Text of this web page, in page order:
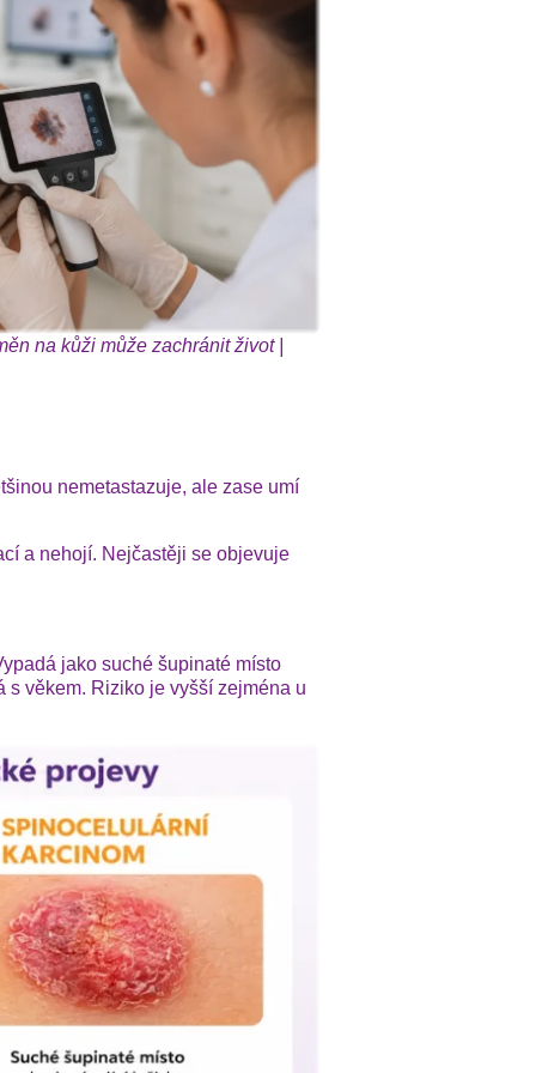
na kůži může zachránit život |
nemetastazuje, ale zase umí
a nehojí. Nejčastěji se objevuje
jako suché šupinaté místo
věkem. Riziko je vyšší zejména u